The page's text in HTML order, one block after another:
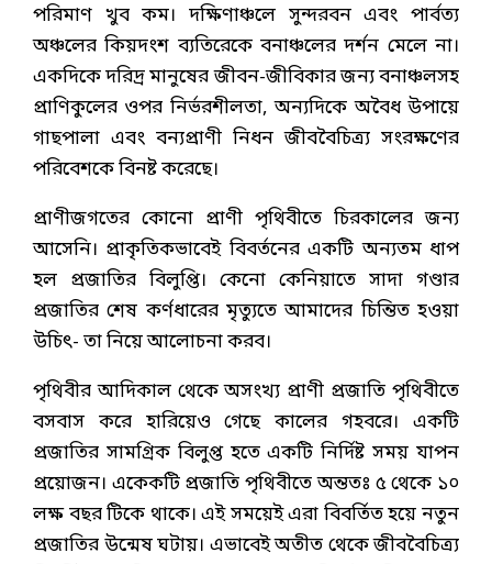
পরিমাণ খুব কম। দক্ষিণাঞ্চলে সুন্দরবন এবং পার্বত্য
অঞ্চলের কিয়দংশ ব্যতিরেকে বনাঞ্চলের দর্শন মেলে না।
একদিকে দরিদ্র মানুষের জীবন-জীবিকার জন্য বনাঞ্চলসহ
প্রাণিকুলের ওপর নির্ভরশীলতা, অন্যদিকে অবৈধ উপায়ে
গাছপালা এবং বন্যপ্রাণী নিধন জীববৈচিত্র্য সংরক্ষণের
পরিবেশকে বিনষ্ট করেছে।
প্রাণীজগতের কোনো প্রাণী পৃথিবীতে চিরকালের জন্য
আসেনি। প্রাকৃতিকভাবেই বিবর্তনের একটি অন্যতম ধাপ
হল প্রজাতির বিলুপ্তি। কেনো কেনিয়াতে সাদা গণ্ডার
প্রজাতির শেষ কর্ণধারের মৃত্যুতে আমাদের চিন্তিত হওয়া
উচিৎ- তা নিয়ে আলোচনা করব।
পৃথিবীর আদিকাল থেকে অসংখ্য প্রাণী প্রজাতি পৃথিবীতে
বসবাস করে হারিয়েও গেছে কালের গহবরে। একটি
প্রজাতির সামগ্রিক বিলুপ্ত হতে একটি নির্দিষ্ট সময় যাপন
প্রয়োজন। একেকটি প্রজাতি পৃথিবীতে অন্ততঃ ৫ থেকে ১০
লক্ষ বছর টিকে থাকে। এই সময়েই এরা বিবর্তিত হয়ে নতুন
প্রজাতির উন্মেষ ঘটায়। এভাবেই অতীত থেকে জীববৈচিত্র্য